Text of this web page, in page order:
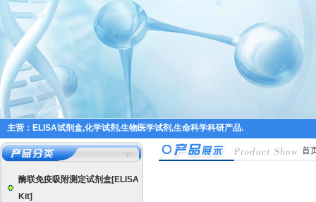
主营：ELISA试剂盒,化学试剂,生物医学试剂,生命科学科研产品.
酶联免疫吸附测定试剂盒[ELISA
Kit]
首